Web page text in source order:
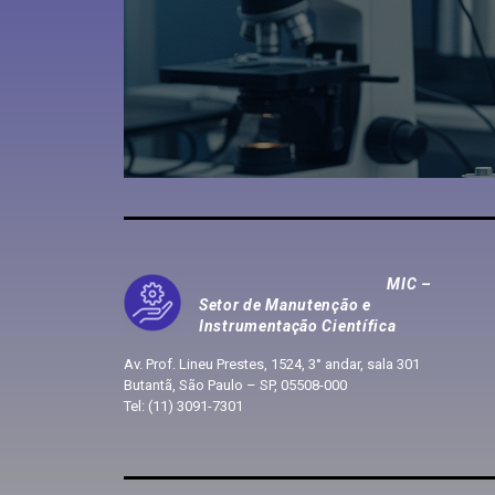
MIC –
Setor de Manutenção e
Instrumentação Científica
Av. Prof. Lineu Prestes, 1524, 3° andar, sala 301
Butantã, São Paulo – SP, 05508-000
Tel: (11) 3091-7301